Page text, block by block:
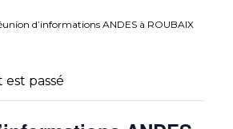
d’informations ANDES à ROUBAIX
passé